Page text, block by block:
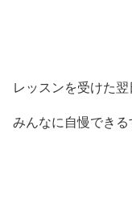
レッスンを受けた
みんなに自慢でき